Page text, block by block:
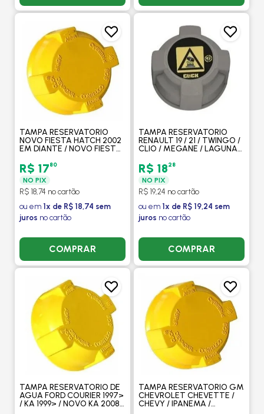
TAMPA RESERVATORIO
NOVO FIESTA HATCH 2002
EM DIANTE / NOVO FIESTA
ECOSPORT 2003 EM
DIANTE - CLICK
R$ 1780
NO PIX
R$ 18,74 no cartão
ou em 1x de R$ 18,74 sem
juros no cartão
COMPRAR
TAMPA RESERVATORIO
RENAULT 19 / 21 / TWINGO /
CLIO / MEGANE / LAGUNA
EXPRESS / 2006 EM DIANTE
- CLICK
R$ 1828
NO PIX
R$ 19,24 no cartão
ou em 1x de R$ 19,24 sem
juros no cartão
COMPRAR
TAMPA RESERVATORIO DE
AGUA FORD COURIER 1997>
/ KA 1999> / NOVO KA 2008>
TAMPA RESERVATORIO GM
CHEVROLET CHEVETTE /
CHEVY / IPANEMA /